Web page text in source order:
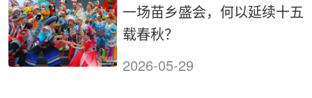
一场苗乡盛会，何以延续十五
载春秋？
2026-05-29